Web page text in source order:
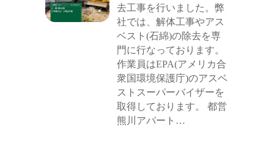
去工事を行いました。弊
社では、解体工事やアス
ベスト(石綿)の除去を専
門に行なっております。
作業員はEPA(アメリカ合
衆国環境保護庁)のアスベ
ストスーパーバイザーを
取得しております。 都営
熊川アパート…